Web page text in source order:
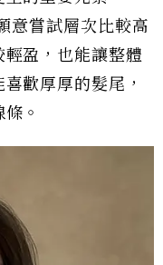
意嘗試層次比較高
盈，也能讓整體
歡厚厚的髮尾，
。